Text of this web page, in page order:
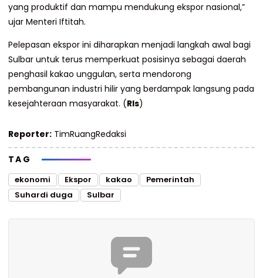
yang produktif dan mampu mendukung ekspor nasional,”
ujar Menteri Iftitah.
Pelepasan ekspor ini diharapkan menjadi langkah awal bagi
Sulbar untuk terus memperkuat posisinya sebagai daerah
penghasil kakao unggulan, serta mendorong
pembangunan industri hilir yang berdampak langsung pada
kesejahteraan masyarakat. (Rls)
Reporter: TimRuangRedaksi
TAG
ekonomi Ekspor kakao
Pemerintah
Suhardi duga
Sulbar